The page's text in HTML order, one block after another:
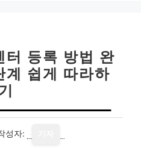
터 등록 방법 완
쉽게 따라하
성자: